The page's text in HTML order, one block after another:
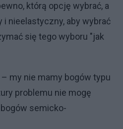
którą opcję wybrać, a
nieelastyczny, aby wybrać
się tego wyboru "jak
my nie mamy bogów typu
problemu nie mogę
semicko-